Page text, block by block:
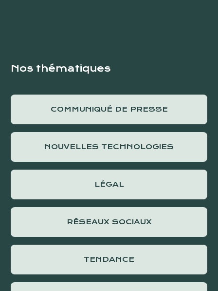
Nos thématiques
COMMUNIQUÉ DE PRESSE
NOUVELLES TECHNOLOGIES
LÉGAL
RÉSEAUX SOCIAUX
TENDANCE